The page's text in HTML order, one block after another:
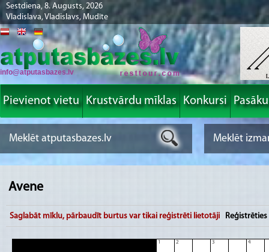
Sestdiena, 8. Augusts, 2026
Vladislava, Vladislavs, Mudīte
info@atputasbazes.lv
Pievienot vietu Krustvārdu mīklas Konkursi
Avene
Saglabāt mīklu, pārbaudīt burtus var tikai reģistrēti lietotāji Reģistrēties
1 2 3 4